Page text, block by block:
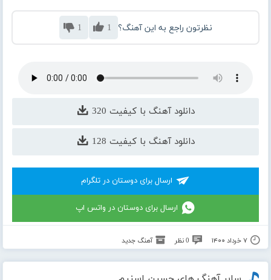
نظرتون راجع به این آهنگ؟ 1
1
دانلود آهنگ با کیفیت 320
دانلود آهنگ با کیفیت 128
ارسال برای دوستان در تلگرام
ارسال برای دوستان در واتس اپ
۷ خرداد ۱۴۰۰ 0 نظر آهنگ جدید